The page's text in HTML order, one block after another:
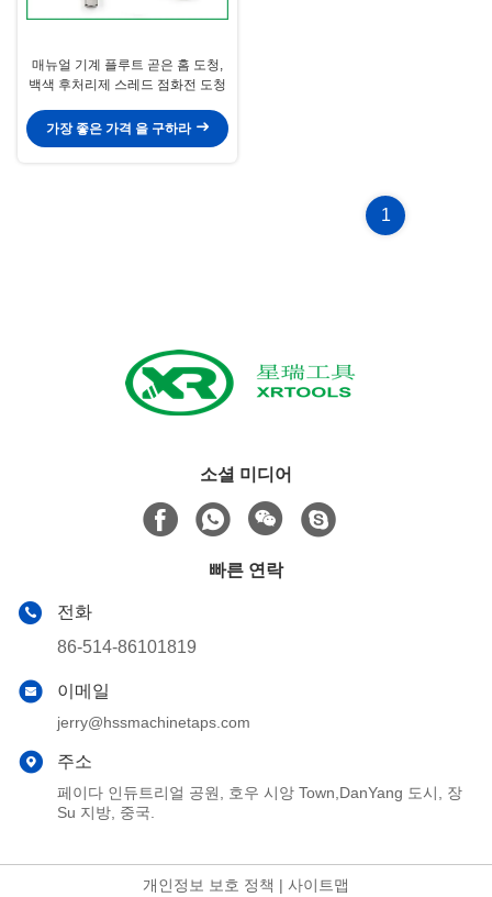
매뉴얼 기계 플루트 곧은 홈 도청,
백색 후처리제 스레드 점화전 도청
가장 좋은 가격 을 구하라
1
소셜 미디어
빠른 연락
전화
86-514-86101819
이메일
jerry@hssmachinetaps.com
주소
페이다 인듀트리얼 공원, 호우 시앙 Town,DanYang 도시, 장
Su 지방, 중국.
개인정보 보호 정책 | 사이트맵